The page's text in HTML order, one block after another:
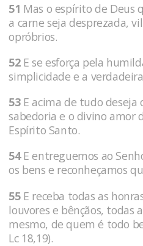
51 Mas o espírito de Deus
a carne seja desprezada,
opróbrios.
52E se esforça pela
simplicidade e a
53E acima de tudo deseja
sabedoria e o divino amor
Espírito Santo.
54E entreguemos ao
os bens e reconheçamos
55E receba todas as
louvores e bênçãos, todas
mesmo, de quem é todo
Lc 18,19).